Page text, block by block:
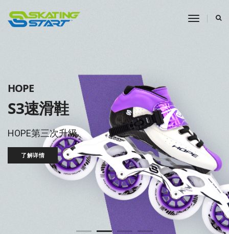
toggle
HOPE
S3速滑鞋
HOPE第三次升级
了解详情